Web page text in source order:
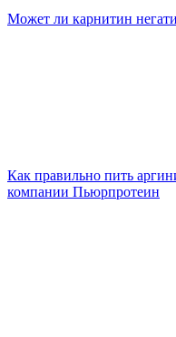
Может ли карнитин
Как правильно пить
компании Пьюрпротеин